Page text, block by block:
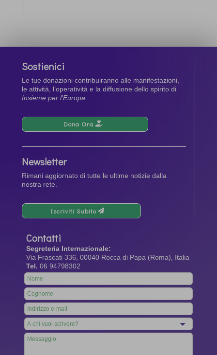
Sostienici
Le tue donazioni contribuiranno alle manifestazioni,
le attività, l’operatività e la diffusione dello spirito di
Insieme per l’Europa
Dona Ora
Newsletter
Rimani aggiornato di tutte le ultime notizie dalla
nostra rete.
Iscriviti Subito
Contatti
Segreteria Internazionale:
Via Frascati 336, 00040 Rocca di Papa (Roma), Italia
Tel. 06 94798302
Leave
this
field
blank